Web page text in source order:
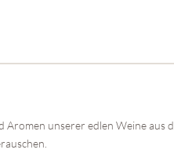
Aromen unserer edlen Weine